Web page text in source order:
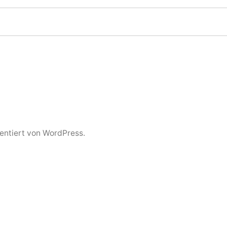
von WordPress.